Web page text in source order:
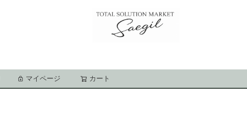
マイページ カート